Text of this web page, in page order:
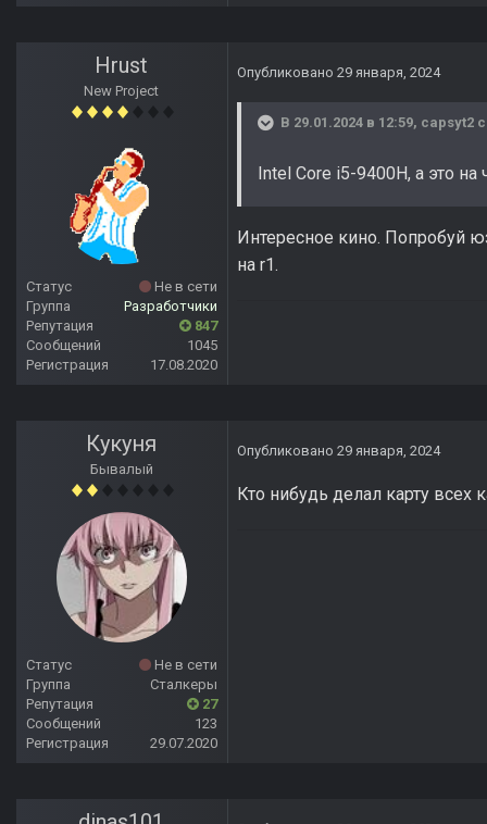
Hrust
New Project
Статус
Не в сети
Группа
Разработчики
Репутация
847
Сообщений
1045
Регистрация
17.08.2020
Опубликовано 29 января, 2024
В 29.01.2024 в 12:59, capsyt2
Intel Core i5-9400H, а это на
Интересное кино. Попробуй
на r1.
Кукуня
Бывалый
Статус
Не в сети
Группа
Сталкеры
Репутация
27
Сообщений
123
Регистрация
29.07.2020
Опубликовано 29 января, 2024
Кто нибудь делал карту